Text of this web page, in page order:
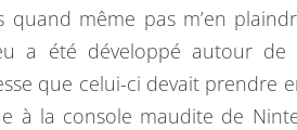
quand même pas m’en
a été développé autour de
que celui-ci devait prendre
à la console maudite de